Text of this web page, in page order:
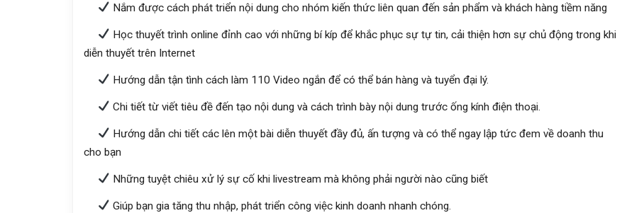
Nắm được cách phát triển nội dung cho nhóm kiến thức liên quan đến sản phẩm và khách hàng tiềm năng
Học thuyết trình online đỉnh cao với những bí kíp để khắc phục sự tự tin, cải thiện hơn sự chủ động trong khi
diễn thuyết trên Internet
Hướng dẫn tận tình cách làm 110 Video ngắn để có thể bán hàng và tuyển đại lý.
Chi tiết từ viết tiêu đề đến tạo nội dung và cách trình bày nội dung trước ống kính điện thoại.
Hướng dẫn chi tiết các lên một bài diễn thuyết đầy đủ, ấn tượng và có thể ngay lập tức đem về doanh thu
cho bạn
Những tuyệt chiêu xử lý sự cố khi livestream mà không phải người nào cũng biết
Giúp bạn gia tăng thu nhập, phát triển công việc kinh doanh nhanh chóng.